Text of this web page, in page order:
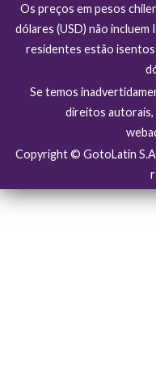
Os preços em pesos
dólares (USD) não
residentes estão isentos
Se temos
direitos
Copyright © GotoLatin